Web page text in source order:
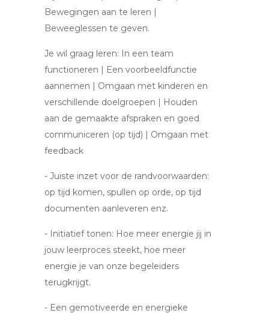
Bewegingen aan te leren |
Beweeglessen te geven.
Je wil graag leren: In een team
functioneren | Een voorbeeldfunctie
aannemen | Omgaan met kinderen en
verschillende doelgroepen | Houden
aan de gemaakte afspraken en goed
communiceren (op tijd) | Omgaan met
feedback
- Juiste inzet voor de randvoorwaarden:
op tijd komen, spullen op orde, op tijd
documenten aanleveren enz.
- Initiatief tonen: Hoe meer energie jij in
jouw leerproces steekt, hoe meer
energie je van onze begeleiders
terugkrijgt.
- Een gemotiveerde en energieke